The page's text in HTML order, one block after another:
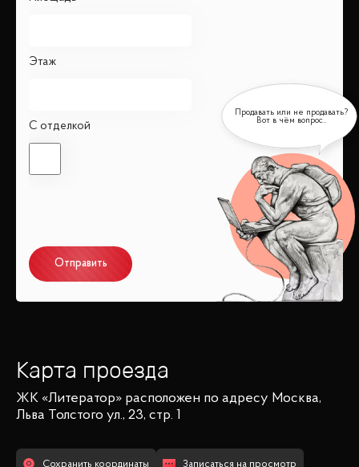
Этаж
С отделкой
Отправить
Карта проезда
ЖК «Литератор» расположен по адресу Москва,
Льва Толстого ул., 23, стр. 1
Сохранить координаты Записаться на просмотр